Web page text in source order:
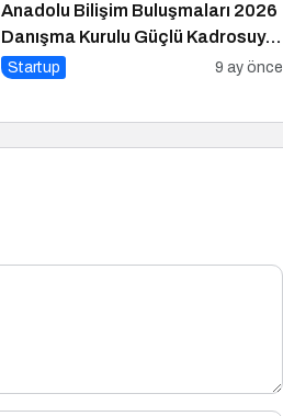
Anadolu Bilişim Buluşmaları 2026
Danışma Kurulu Güçlü Kadrosuyla
Görevine Başladı
Startup 9 ay önce